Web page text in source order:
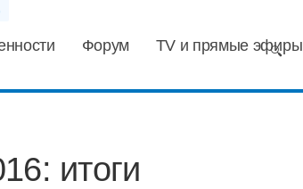
Форум TV и прямые эфиры
итоги